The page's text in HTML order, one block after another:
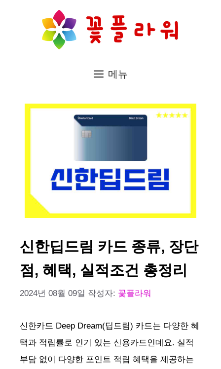
메뉴
신한딥드림 카드 종류, 장단
점, 혜택, 실적조건 총정리
2024년 08월 09일 작성자: 꽃플라워
신한카드 Deep Dream(딥드림) 카드는 다양한 혜
택과 적립률로 인기 있는 신용카드인데요. 실적
부담 없이 다양한 포인트 적립 혜택을 제공하는